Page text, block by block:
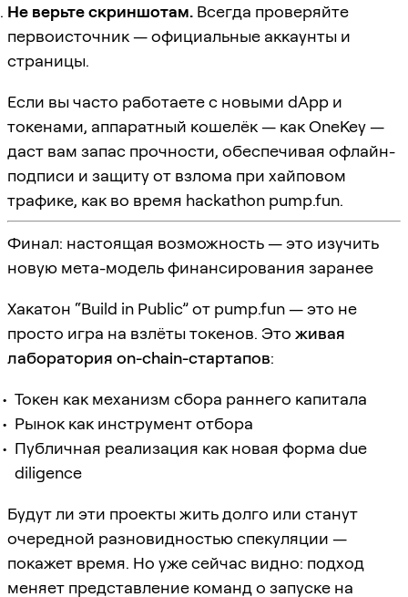
Не верьте скриншотам. Всегда проверяйте
первоисточник — официальные аккаунты и
страницы.
Если вы часто работаете с новыми dApp и
токенами, аппаратный кошелёк — как OneKey —
даст вам запас прочности, обеспечивая офлайн-
подписи и защиту от взлома при хайповом
трафике, как во время hackathon pump.fun.
Финал: настоящая возможность — это изучить
новую мета-модель финансирования заранее
Хакатон “Build in Public” от pump.fun — это не
просто игра на взлёты токенов. Это живая
лаборатория on-chain-стартапов:
Токен как механизм сбора раннего капитала
Рынок как инструмент отбора
Публичная реализация как новая форма due
diligence
Будут ли эти проекты жить долго или станут
очередной разновидностью спекуляции —
покажет время. Но уже сейчас видно: подход
меняет представление команд о запуске на